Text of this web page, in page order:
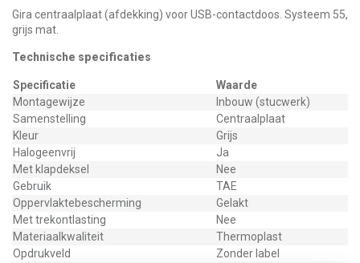
Gira centraalplaat (afdekking) voor USB-contactdoos. Systeem 55,
grijs mat.
Technische specificaties
Specificatie
Waarde
Montagewijze
Inbouw (stucwerk)
Samenstelling
Centraalplaat
Kleur
Grijs
Halogeenvrij
Ja
Met klapdeksel
Nee
Gebruik
TAE
Oppervlaktebescherming
Gelakt
Met trekontlasting
Nee
Materiaalkwaliteit
Thermoplast
Opdrukveld
Zonder label